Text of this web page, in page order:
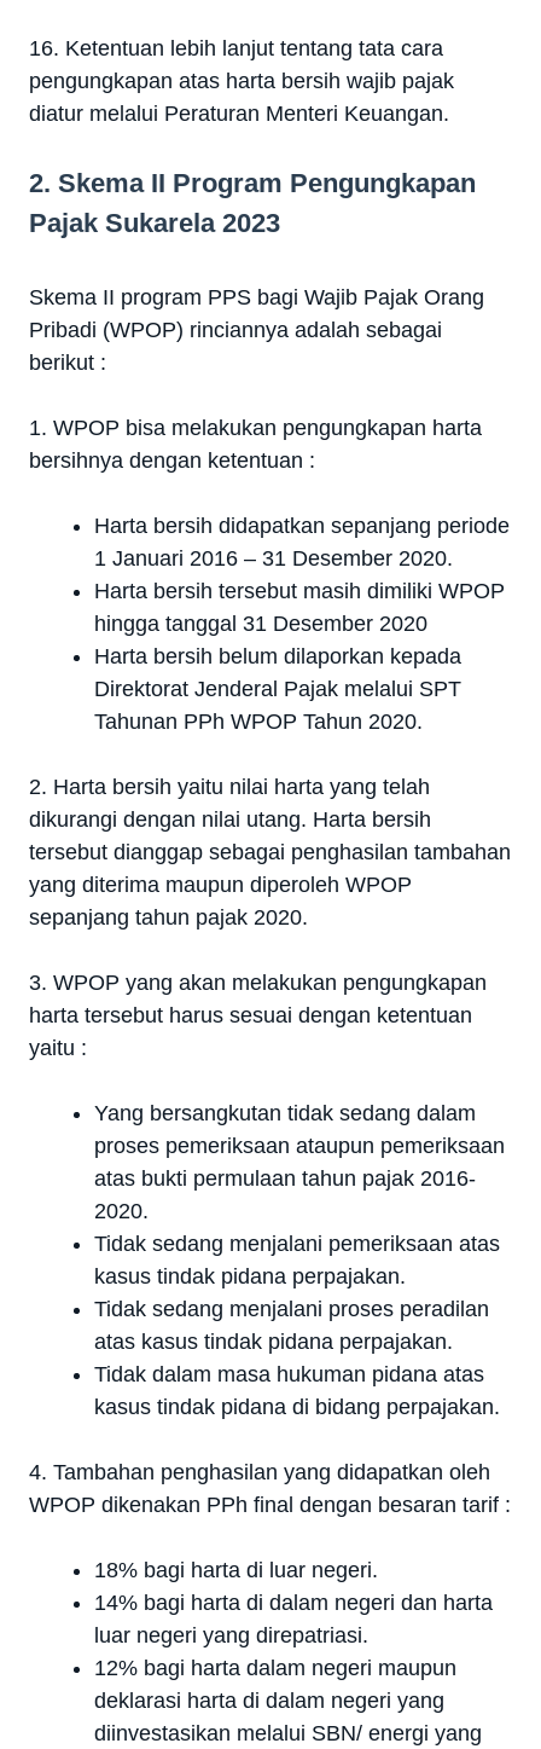
16. Ketentuan lebih lanjut tentang tata cara
pengungkapan atas harta bersih wajib pajak
diatur melalui Peraturan Menteri Keuangan.
2. Skema II Program Pengungkapan
Pajak Sukarela 2023
Skema II program PPS bagi Wajib Pajak Orang
Pribadi (WPOP) rinciannya adalah sebagai
berikut :
1. WPOP bisa melakukan pengungkapan harta
bersihnya dengan ketentuan :
Harta bersih didapatkan sepanjang periode
1 Januari 2016 – 31 Desember 2020.
Harta bersih tersebut masih dimiliki WPOP
hingga tanggal 31 Desember 2020
Harta bersih belum dilaporkan kepada
Direktorat Jenderal Pajak melalui SPT
Tahunan PPh WPOP Tahun 2020.
2. Harta bersih yaitu nilai harta yang telah
dikurangi dengan nilai utang. Harta bersih
tersebut dianggap sebagai penghasilan tambahan
yang diterima maupun diperoleh WPOP
sepanjang tahun pajak 2020.
3. WPOP yang akan melakukan pengungkapan
harta tersebut harus sesuai dengan ketentuan
yaitu :
Yang bersangkutan tidak sedang dalam
proses pemeriksaan ataupun pemeriksaan
atas bukti permulaan tahun pajak 2016-
2020.
Tidak sedang menjalani pemeriksaan atas
kasus tindak pidana perpajakan.
Tidak sedang menjalani proses peradilan
atas kasus tindak pidana perpajakan.
Tidak dalam masa hukuman pidana atas
kasus tindak pidana di bidang perpajakan.
4. Tambahan penghasilan yang didapatkan oleh
WPOP dikenakan PPh final dengan besaran tarif :
18% bagi harta di luar negeri.
14% bagi harta di dalam negeri dan harta
luar negeri yang direpatriasi.
12% bagi harta dalam negeri maupun
deklarasi harta di dalam negeri yang
diinvestasikan melalui SBN/ energi yang